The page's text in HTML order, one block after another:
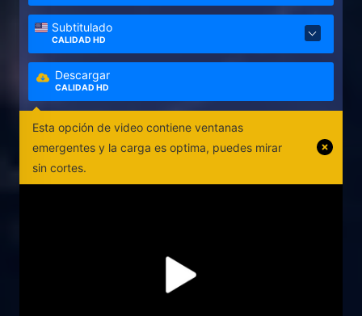
Subtitulado
CALIDAD HD
Descargar
CALIDAD HD
Esta opción de video contiene ventanas
emergentes y la carga es optima, puedes mirar
sin cortes.